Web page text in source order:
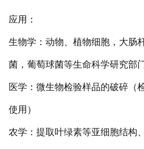
应用：
生物学：动物、植物细胞，大肠
菌，葡萄球菌等生命科学研究部
医学：微生物检验样品的破碎（
使用）
农学：提取叶绿素等亚细胞结构